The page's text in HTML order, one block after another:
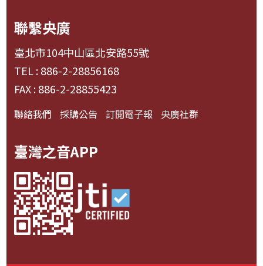
聯繫央廣
臺北市104中山區北安路55號
TEL : 886-2-28856168
FAX : 886-2-28855423
聯絡我們 採購公告 訂閱電子報 央廣社群
臺灣之音APP